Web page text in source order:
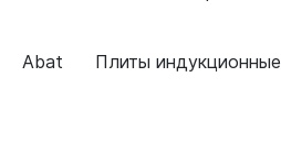
Abat
Плиты индукционные